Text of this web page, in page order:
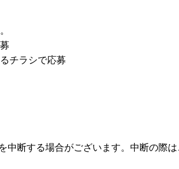
チラシで応募
断する場合がございます。中断の際